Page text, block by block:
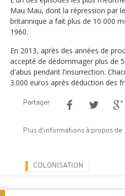
Mau Mau, dont la répression par
britannique a fait plus de 10 000
1960.
En 2013, après des années de
accepté de dédommager plus de
d'abus pendant l'insurrection.
3.000 euros après déduction des
Partager
Plus d'informations à propos de
COLONISATION